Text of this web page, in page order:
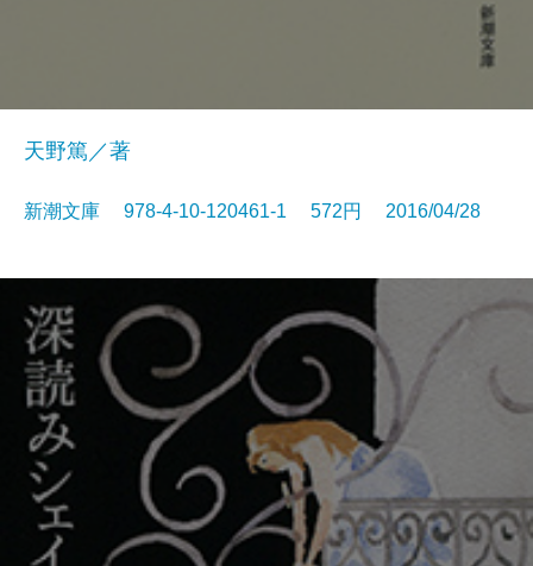
天野篤／著
新潮文庫 978-4-10-120461-1 572円 2016/04/28